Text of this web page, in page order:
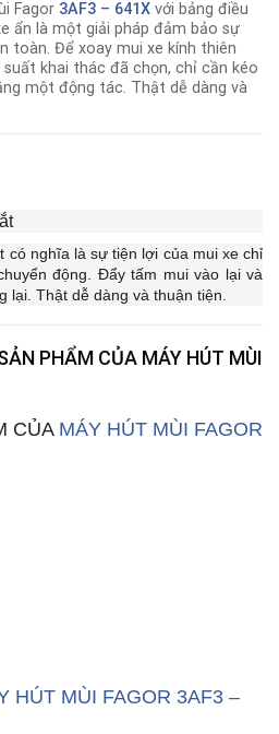
Fagor 3AF3 – 641X với bảng điều
ẩn là một giải pháp đảm bảo sự
toàn. Để xoay mui xe kính thiên
suất khai thác đã chọn, chỉ cần kéo
một động tác. Thật dễ dàng và
có nghĩa là sự tiện lợi của mui xe chỉ
động. Đẩy tấm mui vào lại và
lại. Thật dễ dàng và thuận tiện.
PHẨM CỦA MÁY HÚT MÙI
CỦA MÁY HÚT MÙI FAGOR
HÚT MÙI FAGOR 3AF3 –